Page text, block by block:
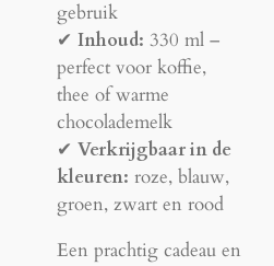
gebruik
✔ Inhoud: 330 ml –
perfect voor koffie,
thee of warme
chocolademelk
✔ Verkrijgbaar in de
kleuren: roze, blauw,
groen, zwart en rood
Een prachtig cadeau en